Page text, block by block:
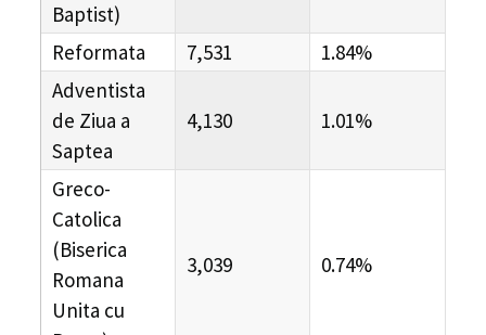
Baptist)
Reformata 7,531
1.84%
Adventista
de Ziua a
Saptea
4,130 1.01%
Greco-
Catolica
(Biserica
Romana
Unita cu
3,039 0.74%